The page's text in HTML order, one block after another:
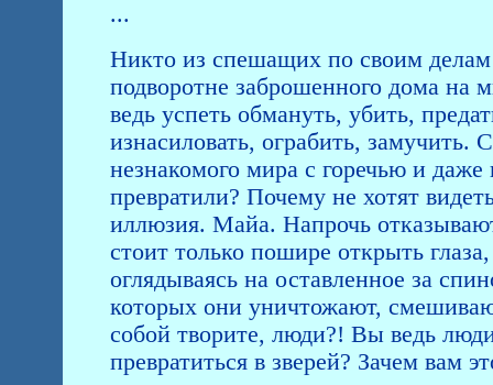
...
Никто из спешащих по своим
подворотне заброшенного дома на
ведь успеть обмануть, убить,
изнасиловать, ограбить,
незнакомого мира с горечью и
превратили? Почему не хотят
иллюзия. Майа. Напрочь
стоит только пошире открыть
оглядываясь на оставленное за
которых они уничтожают,
собой творите, люди?! Вы ведь
превратиться в зверей? Зачем вам